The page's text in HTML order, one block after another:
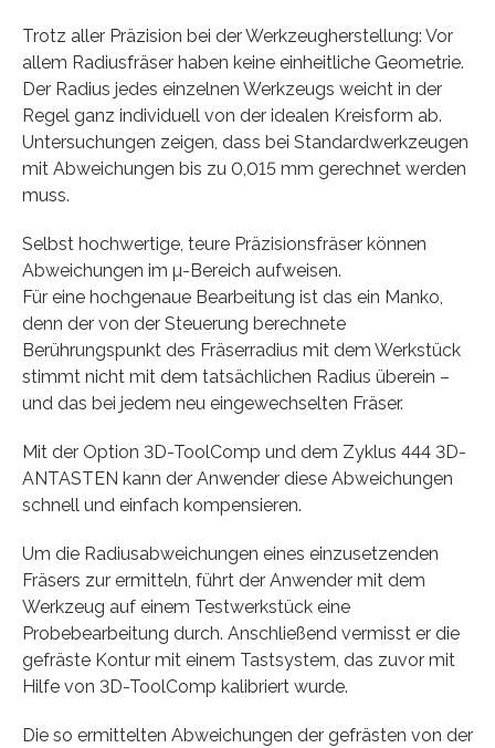
Trotz aller Präzision bei der Werkzeugherstellung: Vor
allem Radiusfräser haben keine einheitliche Geometrie.
Der Radius jedes einzelnen Werkzeugs weicht in der
Regel ganz individuell von der idealen Kreisform ab.
Untersuchungen zeigen, dass bei Standardwerkzeugen
mit Abweichungen bis zu 0,015 mm gerechnet werden
muss.
Selbst hochwertige, teure Präzisionsfräser können
Abweichungen im µ-Bereich aufweisen.
Für eine hochgenaue Bearbeitung ist das ein Manko,
denn der von der Steuerung berechnete
Berührungspunkt des Fräserradius mit dem Werkstück
stimmt nicht mit dem tatsächlichen Radius überein –
und das bei jedem neu eingewechselten Fräser.
Mit der Option 3D-ToolComp und dem Zyklus 444 3D-
ANTASTEN kann der Anwender diese Abweichungen
schnell und einfach kompensieren.
Um die Radiusabweichungen eines einzusetzenden
Fräsers zur ermitteln, führt der Anwender mit dem
Werkzeug auf einem Testwerkstück eine
Probebearbeitung durch. Anschließend vermisst er die
gefräste Kontur mit einem Tastsystem, das zuvor mit
Hilfe von 3D-ToolComp kalibriert wurde.
Die so ermittelten Abweichungen der gefrästen von der